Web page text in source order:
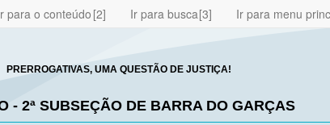
para o conteúdo Ir para busca Ir para menu
PRERROGATIVAS, UMA QUESTÃO DE JUSTIÇA!
- 2ª SUBSEÇÃO DE BARRA DO GARÇAS